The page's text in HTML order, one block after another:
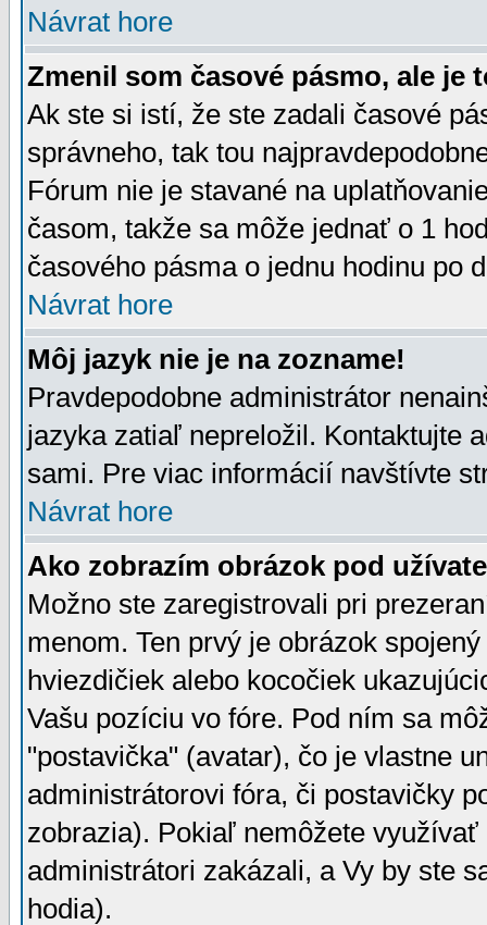
Návrat hore
Zmenil som časové pásmo, ale je
Ak ste si istí, že ste zadali časové
správneho, tak tou
Fórum nie je stavané na
časom, takže sa môže jednať o 1
časového pásma o jednu hodinu po
Návrat hore
Môj jazyk nie je na zozname!
Pravdepodobne administrátor
jazyka zatiaľ nepreložil. Kontaktujte
sami. Pre viac informácií navštívte
Návrat hore
Ako zobrazím obrázok pod
Možno ste zaregistrovali pri
menom. Ten prvý je obrázok
hviezdičiek alebo kocočiek
Vašu pozíciu vo fóre. Pod ním sa
"postavička" (avatar), čo je vlastne
administrátorovi fóra, či postavičky
zobrazia). Pokiaľ nemôžete
administrátori zakázali, a Vy by ste
hodia).